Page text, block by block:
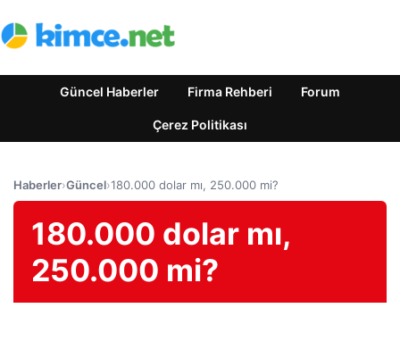
Güncel Haberler Firma Rehberi Forum
Çerez Politikası
Haberler›Güncel›180.000 dolar mı, 250.000 mi?
180.000 dolar mı,
250.000 mi?